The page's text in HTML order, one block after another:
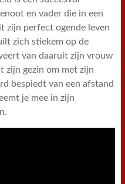
en vader die in een
zijn perfect ogende leven
zich stiekem op de
van daaruit zijn vrouw
zijn gezin om met zijn
bespiedt van een afstand
je mee in zijn